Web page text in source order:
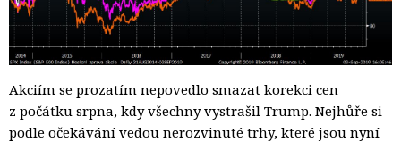
Akciím se prozatím nepovedlo smazat korekci cen
z počátku srpna, kdy všechny vystrašil Trump. Nejhůře si
podle očekávání vedou nerozvinuté trhy, které jsou nyní